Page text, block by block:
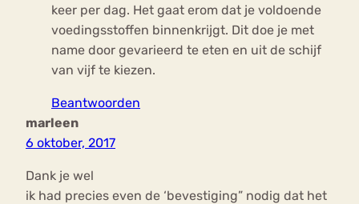
keer per dag. Het gaat erom dat je voldoende
voedingsstoffen binnenkrijgt. Dit doe je met
name door gevarieerd te eten en uit de schijf
van vijf te kiezen.
Beantwoorden
marleen
6 oktober, 2017
Dank je wel
ik had precies even de ‘bevestiging” nodig dat het